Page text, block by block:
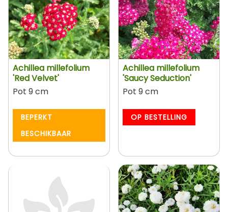
Achillea millefolium
'Red Velvet'
Pot 9 cm
BEPERKT
BESCHIKBAAR
Achillea millefolium
'Saucy Seduction'
Pot 9 cm
OP BESTELLING